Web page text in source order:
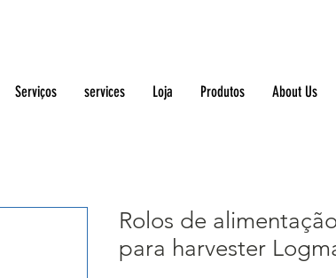
Serviços services Loja Produtos About Us
Rolos de
para harvester